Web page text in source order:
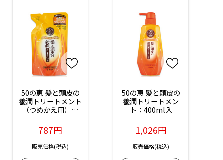
50の恵 髪と頭皮の
養潤トリートメント
（つめかえ用）：
787円
販売価格(税込)
50の恵 髪と頭皮の
養潤トリートメン
ト：400ml入
1,026円
販売価格(税込)